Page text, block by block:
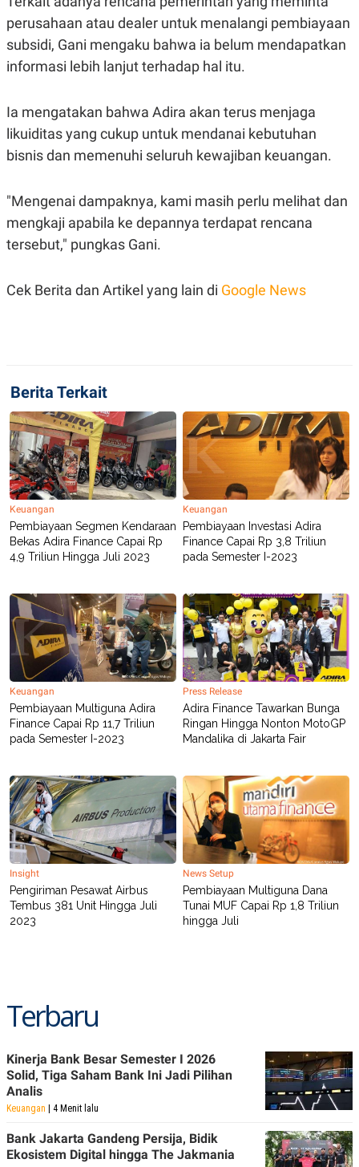
S
T
D
T
A
E
S
O
T
A
I
S
U
JARINGAN
O
N
D
E
M
Y
R
E
A
S
E
.
I
D
L
A
N
G
G
A
A
E
T
K
K
I
N
E
R
J
E
T
E
E
P
A
E
R
A
D
V
R
T
I
N
G
K
G
M
E
D
I
A
.
I
D
PEDOMAN
SIBER
PRIVACY
POLICY
perusahaan atau dealer untuk menalangi pembiayaan
subsidi, Gani mengaku bahwa ia belum mendapatkan
informasi lebih lanjut terhadap hal itu.
Ia mengatakan bahwa Adira akan terus menjaga
likuiditas yang cukup untuk mendanai kebutuhan
bisnis dan memenuhi seluruh kewajiban keuangan.
"Mengenai dampaknya, kami masih perlu melihat dan
mengkaji apabila ke depannya terdapat rencana
tersebut," pungkas Gani.
Cek Berita dan Artikel yang lain di Google News
Berita Terkait
Keuangan
Pembiayaan Segmen Kendaraan
Bekas Adira Finance Capai Rp
4,9 Triliun Hingga Juli 2023
Keuangan
Pembiayaan Investasi Adira
Finance Capai Rp 3,8 Triliun
pada Semester I-2023
Keuangan
Pembiayaan Multiguna Adira
Finance Capai Rp 11,7 Triliun
pada Semester I-2023
Press Release
Adira Finance Tawarkan Bunga
Ringan Hingga Nonton MotoGP
Mandalika di Jakarta Fair
Insight
Pengiriman Pesawat Airbus
Tembus 381 Unit Hingga Juli
2023
News Setup
Pembiayaan Multiguna Dana
Tunai MUF Capai Rp 1,8 Triliun
hingga Juli
Terbaru
Kinerja Bank Besar Semester I 2026
Solid, Tiga Saham Bank Ini Jadi Pilihan
Analis
Keuangan | 4 Menit lalu
Bank Jakarta Gandeng Persija, Bidik
Ekosistem Digital hingga The Jakmania